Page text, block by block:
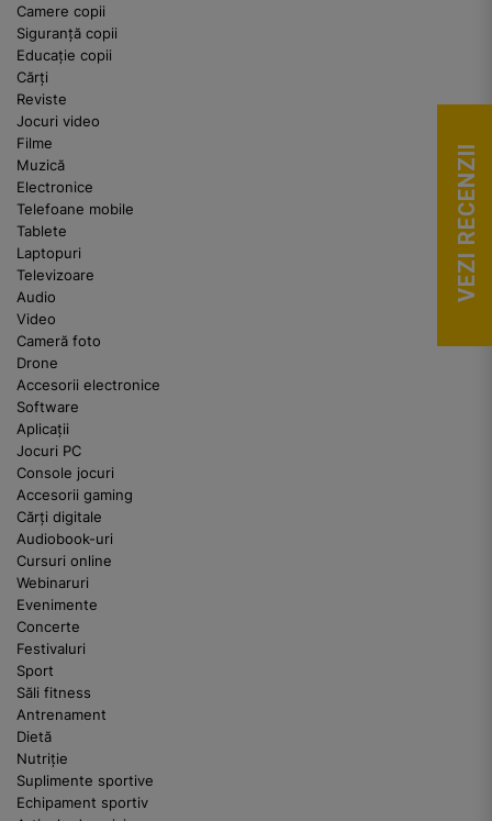
Camere copii
Siguranță copii
Educație copii
Cărți
Reviste
Jocuri video
Filme
Muzică
Electronice
Telefoane mobile
Tablete
Laptopuri
Televizoare
Audio
Video
Cameră foto
Drone
Accesorii electronice
Software
Aplicații
Jocuri PC
Console jocuri
Accesorii gaming
Cărți digitale
Audiobook-uri
Cursuri online
Webinaruri
Evenimente
Concerte
Festivaluri
Sport
Săli fitness
Antrenament
Dietă
Nutriție
Suplimente sportive
Echipament sportiv
VEZI RECENZII